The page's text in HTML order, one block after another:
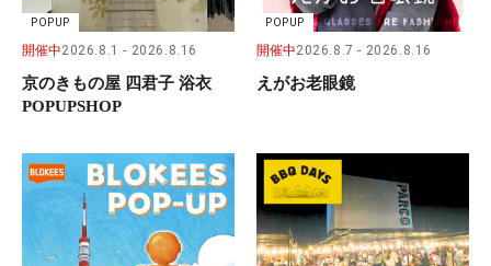
POPUP
開催中2026.8.1 2026.8.16
京のきもの屋 四君子 浴衣
POPUPSHOP
POPUP
開催中2026.8.7 2026.8.16
えがお老眼鏡